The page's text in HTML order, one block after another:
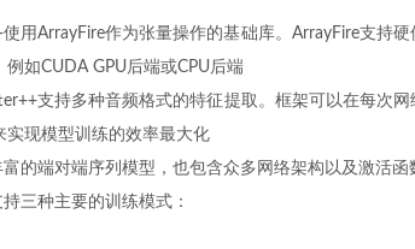
用ArrayFire作为张量操作的基础库。ArrayFire支持
如CUDA GPU后端或CPU后端
支持多种音频格式的特征提取。框架可以在每次
实现模型训练的效率最大化
的端对端序列模型，也包含众多网络架构以及激活函
三种主要的训练模式：